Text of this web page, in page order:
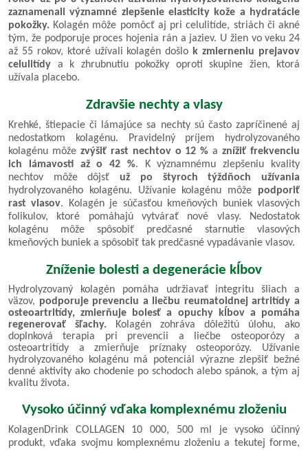
zaznamenali významné zlepšenie elasticity kože a hydratácie
pokožky. Kolagén môže pomôcť aj pri celulitíde, striách či akné
tým, že podporuje proces hojenia rán a jaziev. U žien vo veku 24
až 55 rokov, ktoré užívali kolagén došlo k zmierneniu prejavov
celulitídy a k zhrubnutiu pokožky oproti skupine žien, ktorá
užívala placebo.
Zdravšie nechty a vlasy
Krehké, štiepacie či lámajúce sa nechty sú často zapríčinené aj
nedostatkom kolagénu. Pravidelný príjem hydrolyzovaného
kolagénu môže zvýšiť rast nechtov o 12 % aznížiť frekvenciu
ich lámavosti až o 42 %. K významnému zlepšeniu kvality
nechtov môže dôjsťuž po štyroch týždňoch užívania
hydrolyzovaného kolagénu. Užívanie kolagénu môže podporiť
rast vlasov. Kolagén je súčasťou kmeňových buniek vlasových
folikulov, ktoré pomáhajú vytvárať nové vlasy. Nedostatok
kolagénu môže spôsobiť predčasné starnutie vlasových
kmeňových buniek a spôsobiť tak predčasné vypadávanie vlasov.
Zníženie bolesti a degenerácie kĺbov
Hydrolyzovaný kolagén pomáha udržiavať integritu šliach a
väzov, podporuje prevenciu a liečbu reumatoidnej artritídy a
osteoartritídy, zmierňuje bolesť a opuchy kĺbov a pomáha
regenerovať šľachy. Kolagén zohráva dôležitú úlohu, ako
doplnková terapia pri prevencii a liečbe osteoporózy a
osteoartritídy a zmierňuje príznaky osteoporózy. Užívanie
hydrolyzovaného kolagénu má potenciál výrazne zlepšiť bežné
denné aktivity ako chodenie po schodoch alebo spánok, a tým aj
kvalitu života.
Vysoko účinný vďaka komplexnému zloženiu
KolagenDrink COLLAGEN 10 000, 500 ml je vysoko účinný
produkt, vďaka svojmu komplexnému zloženiu a tekutej forme,